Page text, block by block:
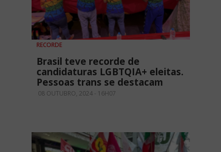
RECORDE
Brasil teve recorde de
candidaturas LGBTQIA+ eleitas.
Pessoas trans se destacam
08 OUTUBRO, 2024 - 16H07